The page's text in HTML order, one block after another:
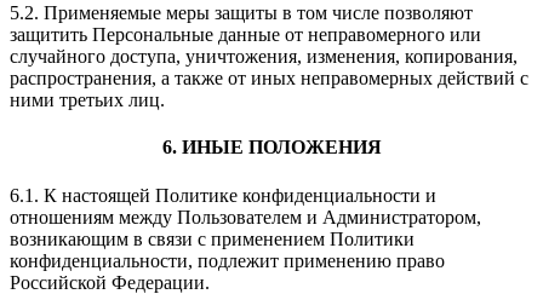
5.2. Применяемые меры защиты в том числе позволяют
защитить Персональные данные от неправомерного или
случайного доступа, уничтожения, изменения, копирования,
распространения, а также от иных неправомерных действий с
ними третьих лиц.
6. ИНЫЕ ПОЛОЖЕНИЯ
6.1. К настоящей Политике конфиденциальности и
отношениям между Пользователем и Администратором,
возникающим в связи с применением Политики
конфиденциальности, подлежит применению право
Российской Федерации.